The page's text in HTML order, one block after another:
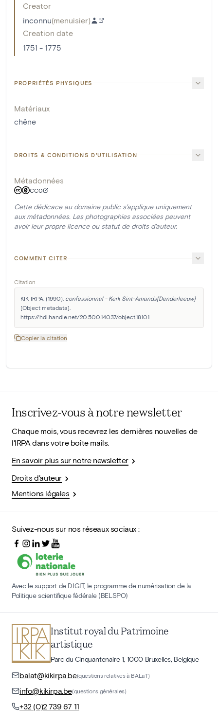
Creator
inconnu(menuisier)
Creation date
1751 - 1775
PROPRIÉTÉS PHYSIQUES
Matériaux
chêne
DROITS & CONDITIONS D'UTILISATION
Métadonnées
CC0
Cette dédicace au domaine public s'applique uniquement
aux métadonnées. Les photographies associées peuvent
avoir leur propre licence ou statut de droits d'auteur.
COMMENT CITER
Citation
KIK-IRPA. (1990). confessionnal - Kerk Sint-Amands[Denderleeuw]
[Object metadata].
https://hdl.handle.net/20.500.14037/object.18101
Copier la citation
Inscrivez-vous à notre newsletter
Chaque mois, vous recevrez les dernières nouvelles de
l'IRPA dans votre boîte mails.
En savoir plus sur notre newsletter
Droits d'auteur
Mentions légales
Suivez-nous sur nos réseaux sociaux :
Avec le support de DIGIT, le programme de numérisation de la
Politique scientifique fédérale (BELSPO)
Institut royal du Patrimoine
artistique
Parc du Cinquantenaire 1, 1000 Bruxelles, Belgique
balat@kikirpa.be(questions relatives à BALaT)
info@kikirpa.be(questions générales)
+32 (0)2 739 67 11